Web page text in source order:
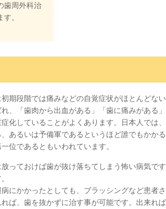
歯周外科治
す。
期段階では痛みなどの自覚症状がほとんどな
れ、「歯肉から出血がある」「歯に痛みがある
症化していることがよくあります。日本人では
、あるいは予備軍であるというほど誰でもかか
位であるともいわれています。
っておけば歯が抜け落ちてしまう怖い病気で
にかかったとしても、ブラッシングなど患者
ば、歯を抜かずに治す事が可能です。出来れ